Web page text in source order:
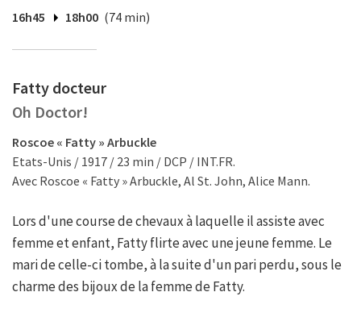
16h45 18h00 (74 min)
Fatty docteur
Oh Doctor!
Roscoe « Fatty » Arbuckle
Etats-Unis / 1917 / 23 min / DCP / INT.FR.
Avec Roscoe « Fatty » Arbuckle, Al St. John, Alice Mann.
Lors d'une course de chevaux à laquelle il assiste avec
femme et enfant, Fatty flirte avec une jeune femme. Le
mari de celle-ci tombe, à la suite d'un pari perdu, sous le
charme des bijoux de la femme de Fatty.